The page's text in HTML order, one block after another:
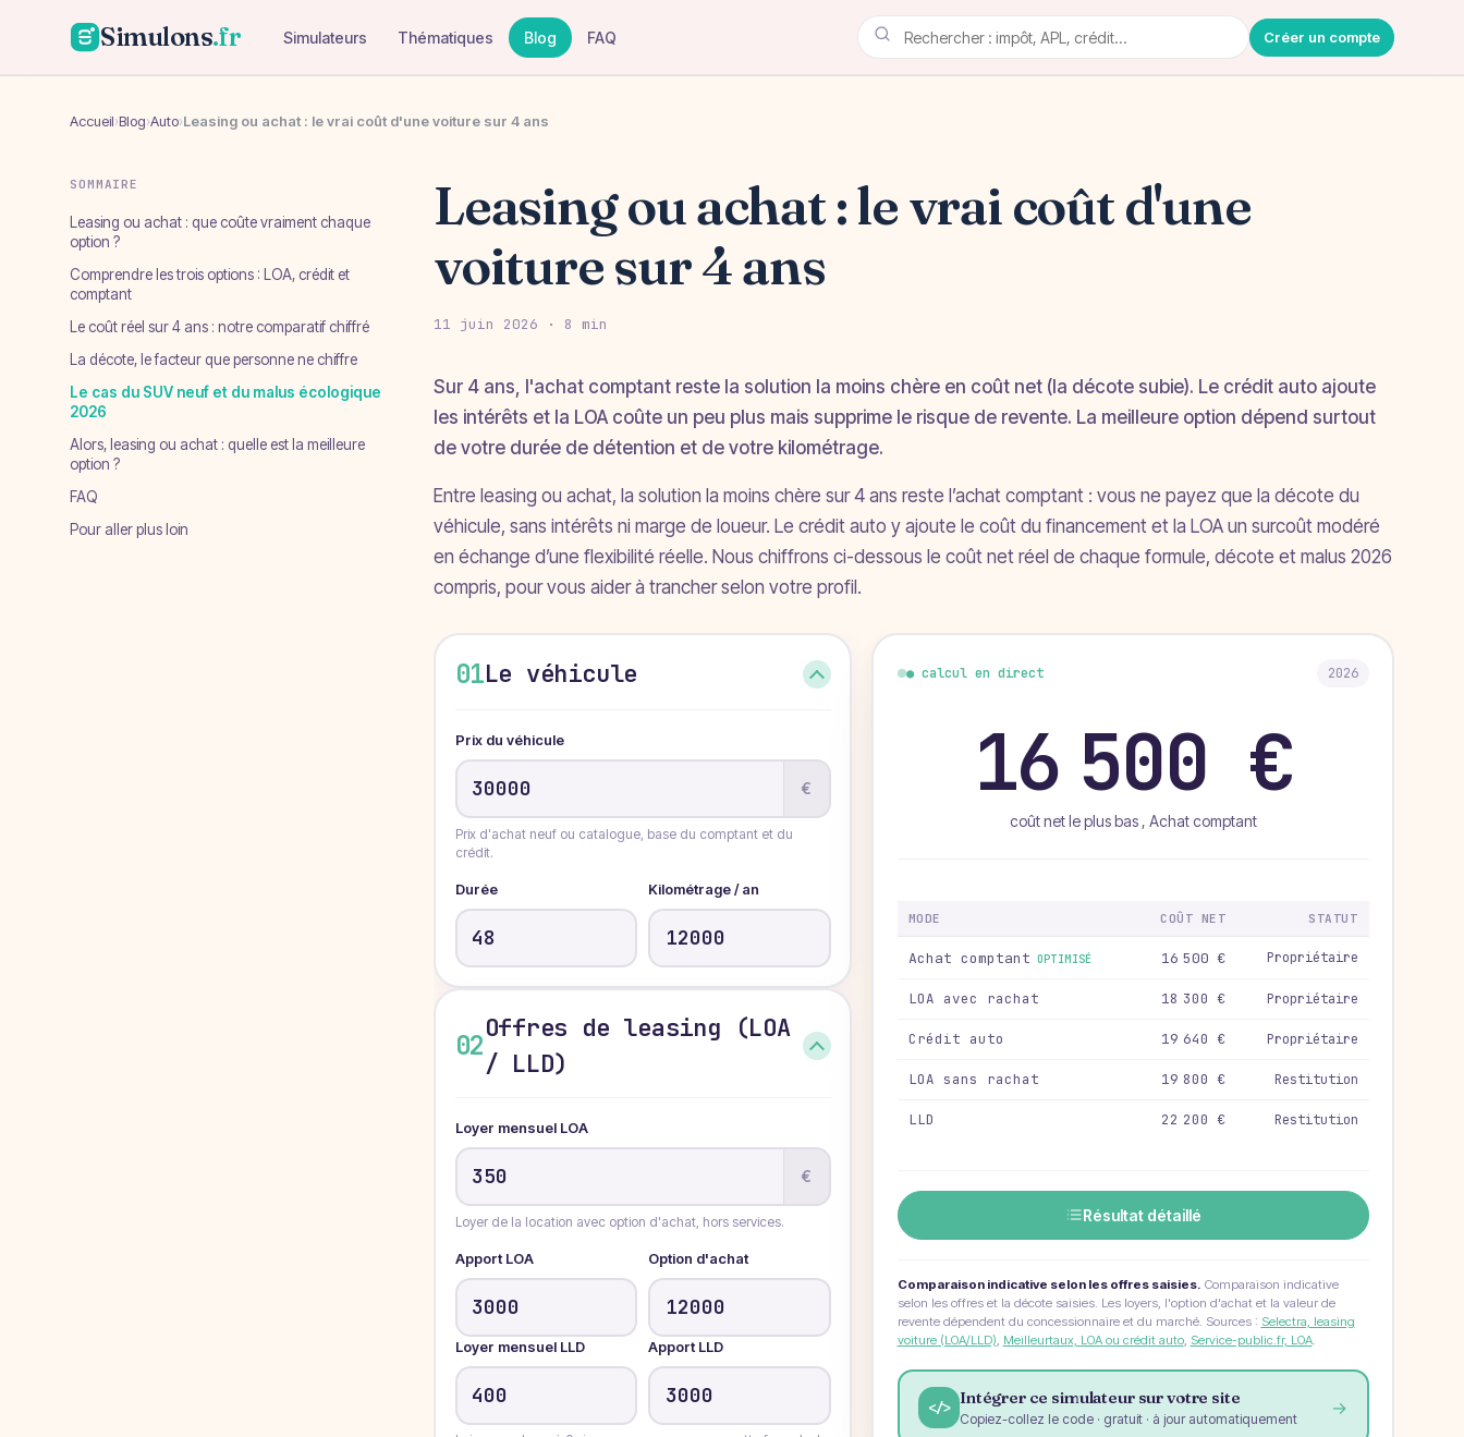
Simulons.fr Simulateurs Thématiques Blog FAQ Créer un compte
Accueil›Blog›Auto›Leasing ou achat : le vrai coût d'une voiture sur 4 ans
SOMMAIRE
Leasing ou achat : que coûte vraiment chaque
option ?
Comprendre les trois options : LOA, crédit et
comptant
Le coût réel sur 4 ans : notre comparatif chiffré
La décote, le facteur que personne ne chiffre
Le cas du SUV neuf et du malus écologique
2026
Alors, leasing ou achat : quelle est la meilleure
option ?
FAQ
Pour aller plus loin
Leasing ou achat : le vrai coût d'une
voiture sur 4 ans
11 juin 2026 · 8 min
Sur 4 ans, l'achat comptant reste la solution la moins chère en coût net (la décote subie). Le crédit auto ajoute
les intérêts et la LOA coûte un peu plus mais supprime le risque de revente. La meilleure option dépend surtout
de votre durée de détention et de votre kilométrage.
Entre leasing ou achat, la solution la moins chère sur 4 ans reste l’achat comptant : vous ne payez que la décote du
véhicule, sans intérêts ni marge de loueur. Le crédit auto y ajoute le coût du financement et la LOA un surcoût modéré
en échange d’une flexibilité réelle. Nous chiffrons ci-dessous le coût net réel de chaque formule, décote et malus 2026
compris, pour vous aider à trancher selon votre profil.